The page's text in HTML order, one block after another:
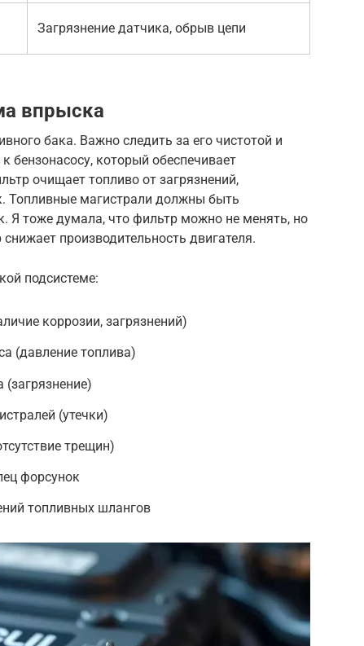
Загрязнение датчика, обрыв цепи
впрыска
бака. Важно следить за его чистотой и
бензонасосу, который обеспечивает
очищает топливо от загрязнений,
Топливные магистрали должны быть
Я тоже думала, что фильтр можно не менять, но
производительность двигателя.
подсистеме:
коррозии, загрязнений)
(давление топлива)
(загрязнение)
(утечки)
трещин)
форсунок
топливных шлангов